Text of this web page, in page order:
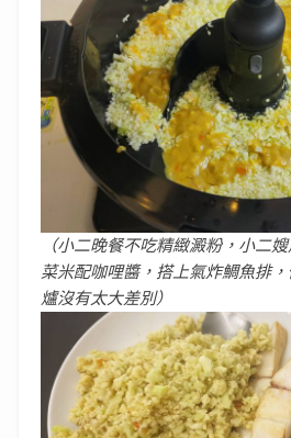
（小二晚餐不吃精緻澱粉，小二
菜米配咖哩醬，搭上氣炸鯛魚排
爐沒有太大差別）